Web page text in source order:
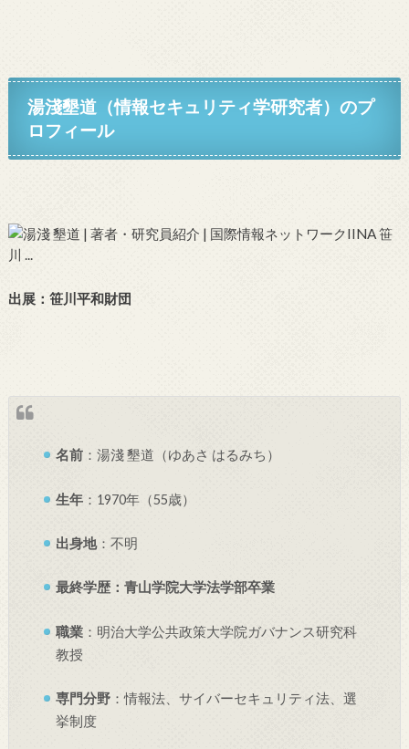
湯淺墾道（情報セキュリティ学研究者）のプ
ロフィール
出展： 笹川平和財団
名前 ： 湯淺 墾道（ゆあさ はるみち）
生年 ： 1970年（55歳）
出身地：不明
最終学歴： 青山学院大学法学部卒業
職業 ： 明治大学公共政策大学院ガバナンス研究科
教授
専門分野 ：情報法、サイバーセキュリティ法、選
挙制度